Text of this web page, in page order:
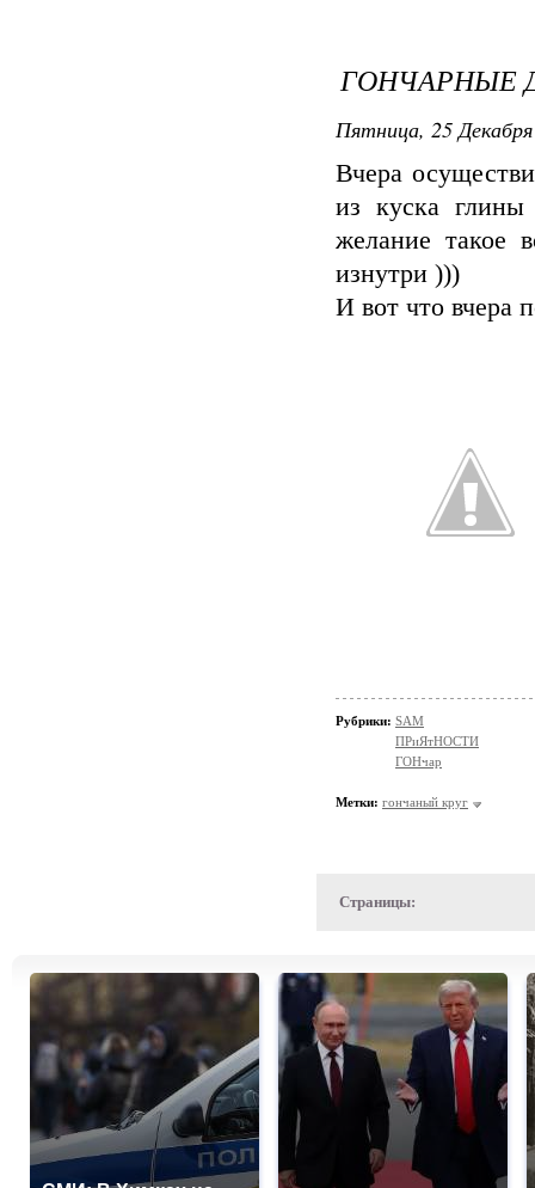
ГОНЧАРНЫЕ
Пятница, 25
Вчера
из куска глины
желание такое
изнутри )))
И вот что вчера
Рубрики: SAM
ПРиЯтНОСТИ
ГОНчар
Метки: гончаный круг
Страницы: